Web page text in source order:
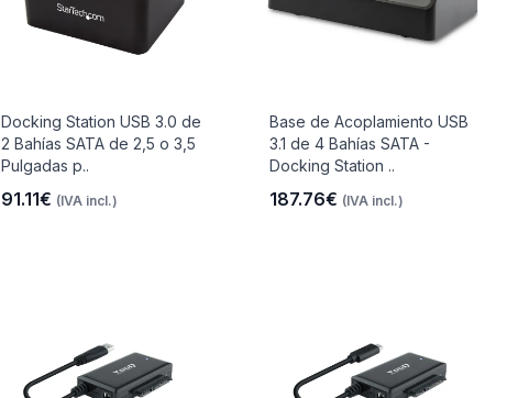
Docking Station USB 3.0 de
2 Bahías SATA de 2,5 o 3,5
Pulgadas p..
91.11€ (IVA incl.)
Base de Acoplamiento USB
3.1 de 4 Bahías SATA -
Docking Station ..
187.76€ (IVA incl.)